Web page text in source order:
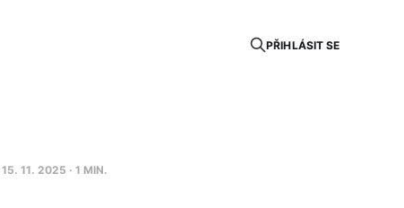
PŘIHLÁSIT SE
15. 11. 2025 · 1 MIN.